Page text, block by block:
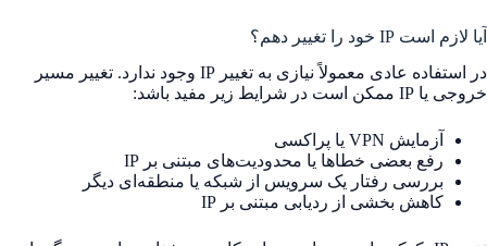
آیا لازم است IP خود را تغییر دهم؟
در استفاده عادی معمولاً نیازی به تغییر IP وجود ندارد. تغییر مسیر
خروجی یا IP ممکن است در شرایط زیر مفید باشد:
آزمایش VPN یا پراکسی
رفع بعضی خطاها یا محدودیت‌های مبتنی بر IP
بررسی رفتار یک سرویس از شبکه یا منطقه‌ای دیگر
کاهش بخشی از ردیابی مبتنی بر IP